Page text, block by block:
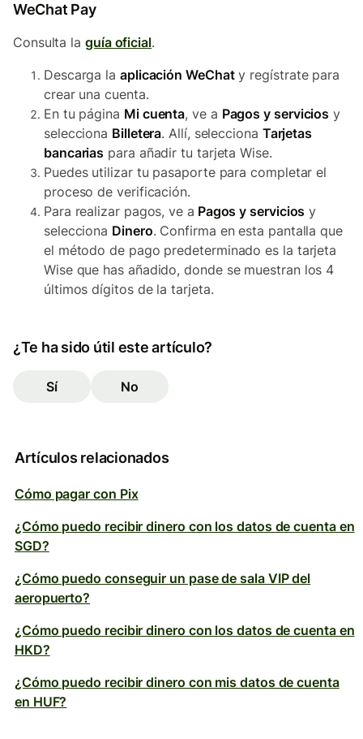
WeChat Pay
Consulta la guía oficial.
Descarga la aplicación WeChaty regístrate para
crear una cuenta.
En tu página Mi cuenta, ve a Pagos y servicios y
selecciona Billetera. Allí, selecciona Tarjetas
bancarias para añadir tu tarjeta Wise.
Puedes utilizar tu pasaporte para completar el
proceso de verificación.
Para realizar pagos, ve a Pagos y servicios y
selecciona Dinero. Confirma en esta pantalla que
el método de pago predeterminado es la tarjeta
Wise que has añadido, donde se muestran los 4
últimos dígitos de la tarjeta.
¿Te ha sido útil este artículo?
Sí No
Artículos relacionados
Cómo pagar con Pix
¿Cómo puedo recibir dinero con los datos de cuenta en
SGD?
¿Cómo puedo conseguir un pase de sala VIP del
aeropuerto?
¿Cómo puedo recibir dinero con los datos de cuenta en
HKD?
¿Cómo puedo recibir dinero con mis datos de cuenta
en HUF?